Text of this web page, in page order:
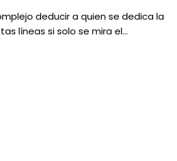
deducir a quien se dedica la
líneas si solo se mira el…